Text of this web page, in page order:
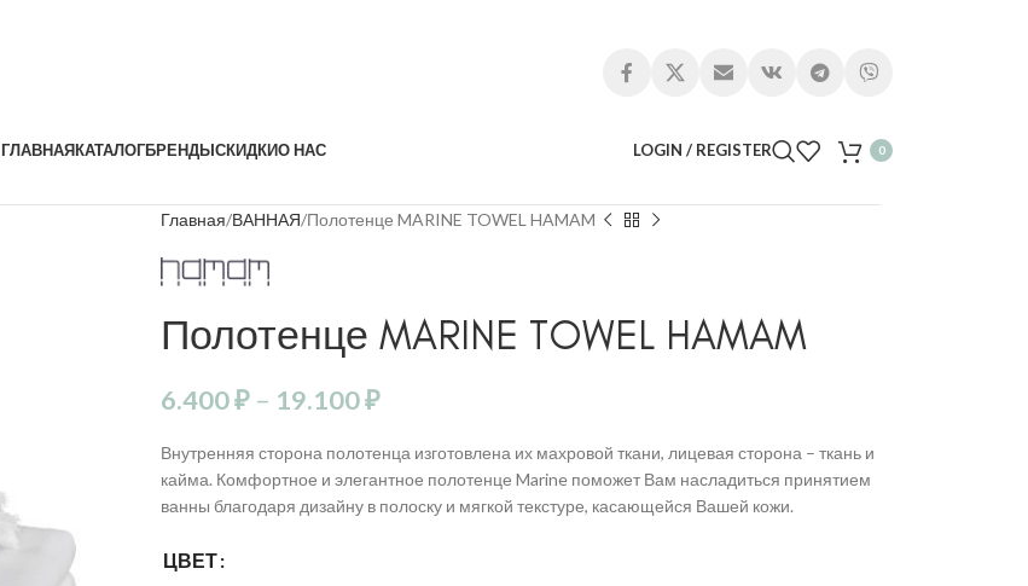
ГЛАВНАЯКАТАЛОГБРЕНДЫСКИДКИО НАС LOGIN / REGISTER 0
Главная ВАННАЯ Полотенце MARINE TOWEL HAMAM
Полотенце MARINE TOWEL HAMAM
6.400₽ – 19.100₽
Внутренняя сторона полотенца изготовлена их махровой ткани, лицевая сторона – ткань и
кайма. Комфортное и элегантное полотенце Marine поможет Вам насладиться принятием
ванны благодаря дизайну в полоску и мягкой текстуре, касающейся Вашей кожи.
ЦВЕТ